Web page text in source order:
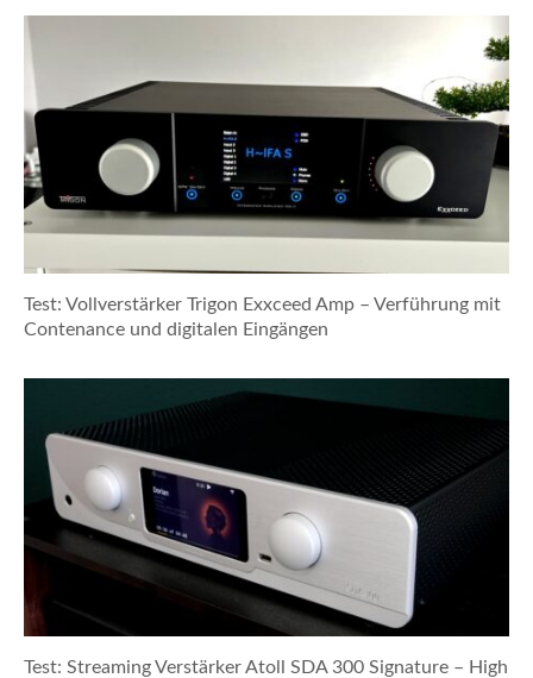
Test: Vollverstärker Trigon Exxceed Amp – Verführung mit
Contenance und digitalen Eingängen
Test: Streaming Verstärker Atoll SDA 300 Signature – High